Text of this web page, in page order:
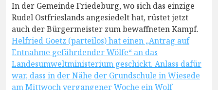
In der Gemeinde Friedeburg, wo sich das einzige
Rudel Ostfrieslands angesiedelt hat, rüstet jetzt
auch der Bürgermeister zum bewaffneten Kampf.
Helfried Goetz (parteilos) hat einen „Antrag auf
Entnahme gefährdender Wölfe“ an das
Landesumweltministerium geschickt. Anlass dafür
war, dass in der Nähe der Grundschule in Wiesede
am Mittwoch vergangener Woche ein Wolf